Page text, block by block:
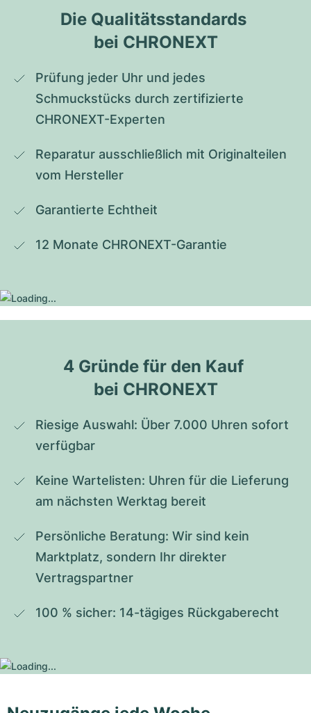
Die Qualitätsstandards
bei CHRONEXT
Prüfung jeder Uhr und jedes
Schmuckstücks durch zertifizierte
CHRONEXT-Experten
Reparatur ausschließlich mit Originalteilen
vom Hersteller
Garantierte Echtheit
12 Monate CHRONEXT-Garantie
4 Gründe für den Kauf
bei CHRONEXT
Riesige Auswahl: Über 7.000 Uhren sofort
verfügbar
Keine Wartelisten: Uhren für die Lieferung
am nächsten Werktag bereit
Persönliche Beratung: Wir sind kein
Marktplatz, sondern Ihr direkter
Vertragspartner
100 % sicher: 14-tägiges Rückgaberecht